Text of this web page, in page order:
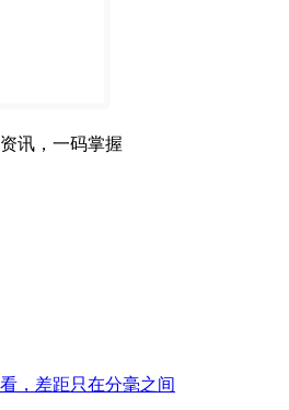
讯，一码掌握
，差距只在分毫之间